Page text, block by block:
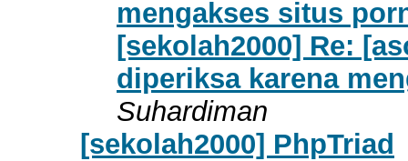
mengakses situs
[sekolah2000] Re:
diperiksa karena
Suhardiman
[sekolah2000] PhpTriad